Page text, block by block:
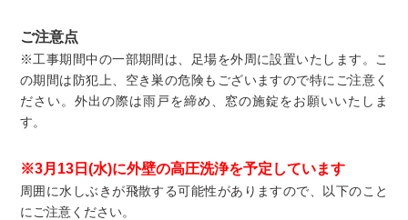
ご注意点
※工事期間中の一部期間は、足場を外周に設置いたします。こ
の期間は防犯上、空き巣の危険もございますので特にご注意く
ださい。外出の際は雨戸を締め、窓の施錠をお願いいたしま
す。
※3月13日(水)に外壁の高圧洗浄を予定しています
周囲に水しぶきが飛散する可能性がありますので、以下のこと
にご注意ください。